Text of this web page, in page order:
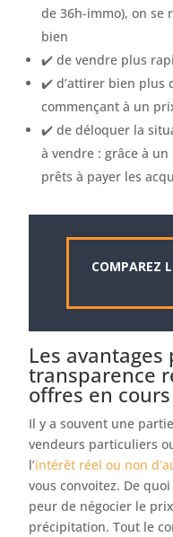
de 36h-immo), on
bien
✔️ de vendre plus
✔️ d’attirer bien plus
commençant à un
✔️ de déloquer la
à vendre : grâce à
prêts à payer les
COMPAREZ
Les avantages
transparence
offres en cours
Il y a souvent une
vendeurs particuliers
l’intérêt réel ou non
vous convoitez. De
peur de négocier le
précipitation. Tout le